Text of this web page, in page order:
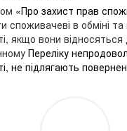
«Про захист прав
споживачеві в обміні та
якщо вони відносяться
Переліку
не підлягають